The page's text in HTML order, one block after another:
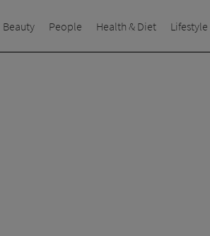
Beauty People Health & Diet Lifestyle